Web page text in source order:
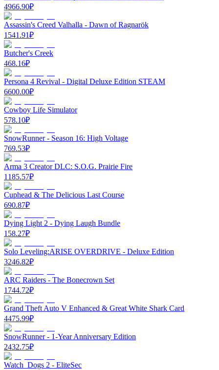
4966.90₽
Assassin's Creed Valhalla - Dawn of Ragnarök
1541.91₽
Butcher's Creek
468.16₽
Persona 4 Revival - Digital Deluxe Edition STEAM
6600.00₽
Cowboy Life Simulator
578.10₽
SnowRunner - Season 16: High Voltage
769.53₽
Arma 3 Creator DLC: S.O.G. Prairie Fire
1185.57₽
Cuphead & The Delicious Last Course
690.87₽
Dying Light 2 - Dying Laugh Bundle
158.27₽
Solo Leveling:ARISE OVERDRIVE - Deluxe Edition
3246.82₽
ARC Raiders - The Bonecrown Set
1744.72₽
Grand Theft Auto V Enhanced & Great White Shark Card
4475.99₽
SnowRunner - 1-Year Anniversary Edition
2432.75₽
Watch_Dogs 2 - EliteSec